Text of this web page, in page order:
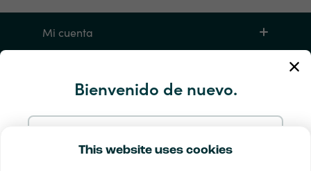
This website uses cookies
Bienvenido de nuevo.
Mi cuenta